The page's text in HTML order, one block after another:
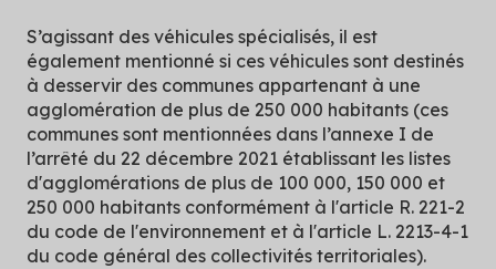
S’agissant des véhicules spécialisés, il est
également mentionné si ces véhicules sont destinés
à desservir des communes appartenant à une
agglomération de plus de 250 000 habitants (ces
communes sont mentionnées dans l’annexe I de
l’arrêté du 22 décembre 2021 établissant les listes
d'agglomérations de plus de 100 000, 150 000 et
250 000 habitants conformément à l'article R. 221-2
du code de l'environnement et à l'article L. 2213-4-1
du code général des collectivités territoriales).